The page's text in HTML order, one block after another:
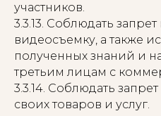
участников.
3.3.13. Соблюдать
видеосъемку, а также
полученных знаний и
третьим лицам с
3.3.14. Соблюдать
своих товаров и услуг.